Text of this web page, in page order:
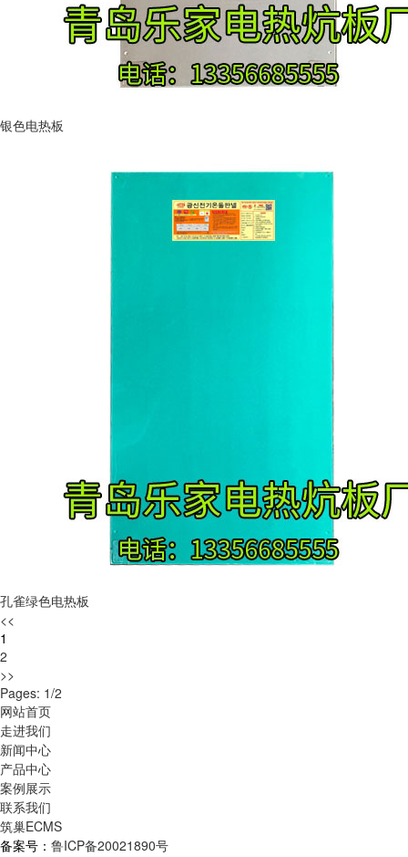
银色电热板
孔雀绿色电热板
<<
1
2
>>
Pages: 1/2
网站首页
走进我们
新闻中心
产品中心
案例展示
联系我们
筑巢ECMS
备案号： 鲁ICP备20021890号